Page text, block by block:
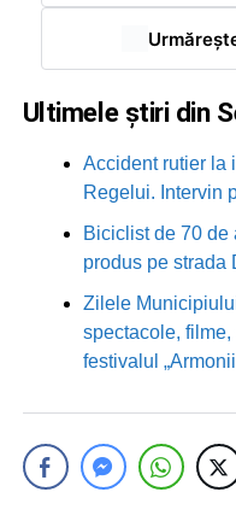
Ultimele știri din
Accident rutier la
Regelui. Intervin
Biciclist de 70 de
produs pe strada
Zilele
spectacole,
festivalul